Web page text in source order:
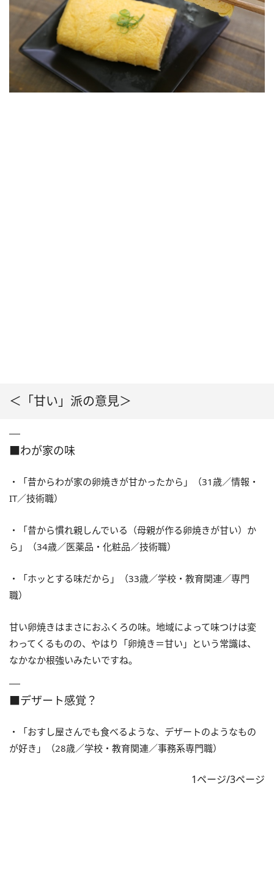
＜「甘い」派の意見＞
■わが家の味
・「昔からわが家の卵焼きが甘かったから」（31歳／情報・
IT／技術職）
・「昔から慣れ親しんでいる（母親が作る卵焼きが甘い）か
ら」（34歳／医薬品・化粧品／技術職）
・「ホッとする味だから」（33歳／学校・教育関連／専門
職）
甘い卵焼きはまさにおふくろの味。地域によって味つけは変
わってくるものの、やはり「卵焼き＝甘い」という常識は、
なかなか根強いみたいですね。
■デザート感覚？
・「おすし屋さんでも食べるような、デザートのようなもの
が好き」（28歳／学校・教育関連／事務系専門職）
1ページ/3ページ